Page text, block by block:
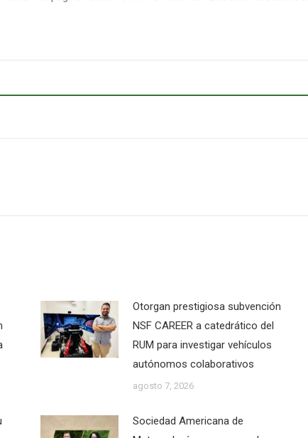
Otorgan prestigiosa subvención
NSF CAREER a catedrático del
RUM para investigar vehículos
autónomos colaborativos
agosto 7, 2026
Sociedad Americana de